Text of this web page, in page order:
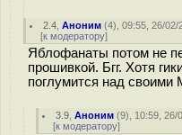
2.4 ,Аноним (4), 09:55, 26/02/
[к модератору]
Яблофанаты потом не
прошивкой. Бгг. Хотя
поглумится над своими
3.9 ,Аноним (9), 10:59, 26/
[к модератору]